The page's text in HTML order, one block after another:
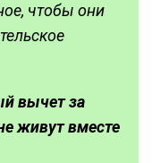
чтобы они
вычет за
живут вместе